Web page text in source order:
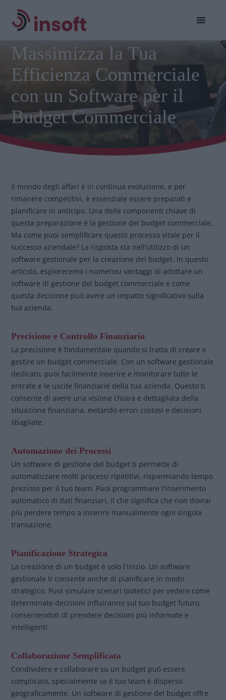
Massimizza la Tua
Efficienza Commerciale
con un Software per il
Budget Commerciale
Il mondo degli affari è in continua evoluzione, e per
rimanere competitivi, è essenziale essere preparati e
pianificare in anticipo. Una delle componenti chiave di
questa preparazione è la gestione del budget commerciale.
Ma come puoi semplificare questo processo vitale per il
successo aziendale? La risposta sta nell'utilizzo di un
software gestionale per la creazione del budget. In questo
articolo, esploreremo i numerosi vantaggi di adottare un
software di gestione del budget commerciale e come
questa decisione può avere un impatto significativo sulla
tua azienda.
Precisione e Controllo Finanziario
La precisione è fondamentale quando si tratta di creare e
gestire un budget commerciale. Con un software gestionale
dedicato, puoi facilmente inserire e monitorare tutte le
entrate e le uscite finanziarie della tua azienda. Questo ti
consente di avere una visione chiara e dettagliata della
situazione finanziaria, evitando errori costosi e decisioni
sbagliate.
Automazione dei Processi
Un software di gestione del budget ti permette di
automatizzare molti processi ripetitivi, risparmiando tempo
prezioso per il tuo team. Puoi programmare l'inserimento
automatico di dati finanziari, il che significa che non dovrai
più perdere tempo a inserire manualmente ogni singola
transazione.
Pianificazione Strategica
La creazione di un budget è solo l'inizio. Un software
gestionale ti consente anche di pianificare in modo
strategico. Puoi simulare scenari ipotetici per vedere come
determinate decisioni influiranno sul tuo budget futuro,
consentendoti di prendere decisioni più informate e
intelligenti.
Collaborazione Semplificata
Condividere e collaborare su un budget può essere
complicato, specialmente se il tuo team è disperso
geograficamente. Un software di gestione del budget offre